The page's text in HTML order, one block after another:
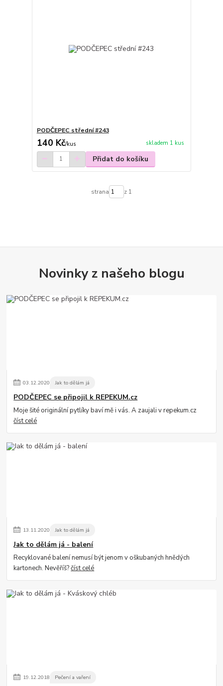
PODČEPEC střední #243
140 Kč/kus skladem 1 kus
Přidat do košíku
strana z 1
Novinky z našeho blogu
03.12.2020 Jak to dělám já
PODČEPEC se připojil k REPEKUM.cz
Moje šité originální pytlíky baví mě i vás. A zaujali v repekum.cz
číst celé
13.11.2020 Jak to dělám já
Jak to dělám já - balení
Recyklované balení nemusí být jenom v oškubaných hnědých
kartonech. Nevěříš?číst celé
19.12.2018 Pečení a vaření